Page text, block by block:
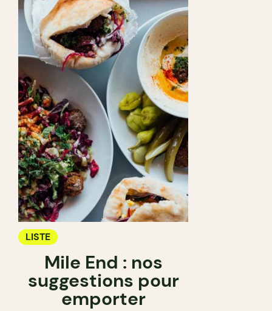
LISTE
Mile End : nos
suggestions pour
emporter